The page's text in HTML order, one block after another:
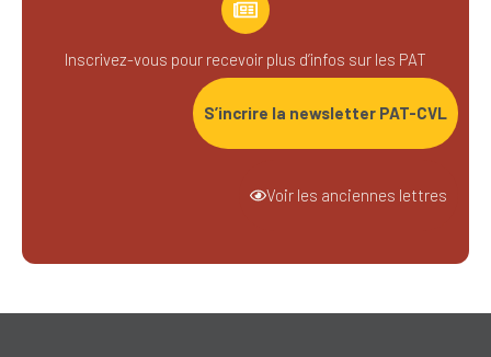
Inscrivez-vous pour recevoir plus d’infos sur les PAT
S’incrire la newsletter PAT-CVL
Voir les anciennes lettres